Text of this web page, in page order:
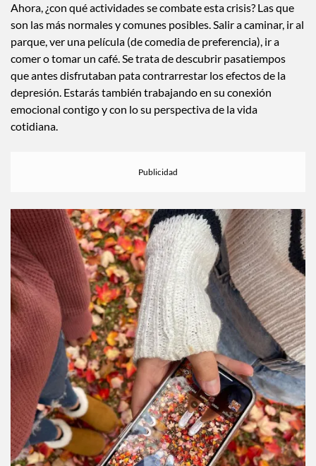
Ahora, ¿con qué actividades se combate esta crisis? Las que
son las más normales y comunes posibles. Salir a caminar, ir al
parque, ver una película (de comedia de preferencia), ir a
comer o tomar un café. Se trata de descubrir pasatiempos
que antes disfrutaban pata contrarrestar los efectos de la
depresión. Estarás también trabajando en su conexión
emocional contigo y con lo su perspectiva de la vida
cotidiana.